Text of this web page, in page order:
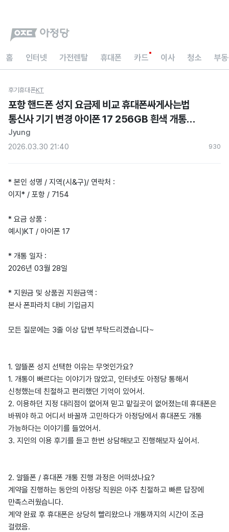
홈 인터넷 가전렌탈 휴대폰 카드 이사 청소 부
후기휴대폰KT
포항 핸드폰 성지 요금제 비교 휴대폰싸게사는법
통신사 기기 변경 아이폰 17 256GB 흰색 개통
지원금 지급 후기
Jyung
2026.03.30 21:40
930
* 본인 성명 / 지역(시&구)/ 연락처 :
이지* / 포항 / 7154
* 요금 상품 :
예시)KT / 아이폰 17
* 개통 일자 :
2026년 03월 28일
* 지원금 및 상품권 지원금액 :
본사 폰파라치 대비 기입금지
모든 질문에는 3줄 이상 답변 부탁드리겠습니다~
1. 알뜰폰 성지 선택한 이유는 무엇인가요?
1. 개통이 빠르다는 이야기가 많았고, 인터넷도 아정당 통해서
신청했는데 친절하고 편리했던 기억이 있어서.
2. 이용하던 지정 대리점이 없어져 믿고 맡길곳이 없어졌는데 휴대폰은
바꿔야 하고 어디서 바꿀까 고민하다가 아정당에서 휴대폰도 개통
가능하다는 이야기를 들었어서.
3. 지인의 이용 후기를 듣고 한번 상담해보고 진행해보자 싶어서.
2. 알뜰폰 / 휴대폰 개통 진행 과정은 어떠셨나요?
계약을 진행하는 동안의 아정당 직원은 아주 친절하고 빠른 답장에
만족스러웠습니다.
계약 완료 후 휴대폰은 상당히 빨리왔으나 개통까지의 시간이 조금
걸렸음.